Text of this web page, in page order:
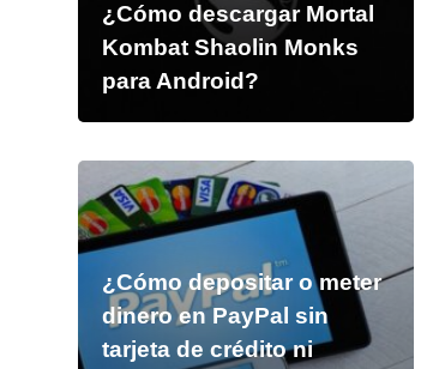
¿Cómo descargar Mortal
Kombat Shaolin Monks
para Android?
¿Cómo depositar o meter
dinero en PayPal sin
tarjeta de crédito ni